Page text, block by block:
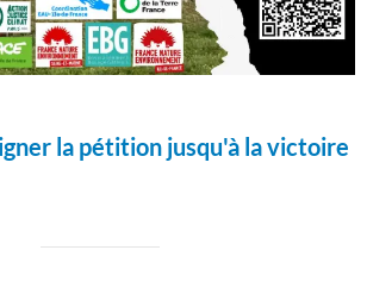
la pétition jusqu'à la victoire